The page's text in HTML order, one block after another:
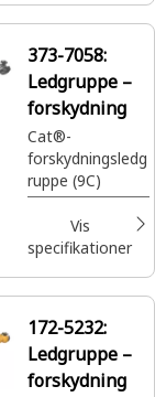
373-7058:
Ledgruppe –
forskydning
Cat®-
forskydningsledg
ruppe (9C)
Vis
specifikationer
172-5232:
Ledgruppe –
forskydning